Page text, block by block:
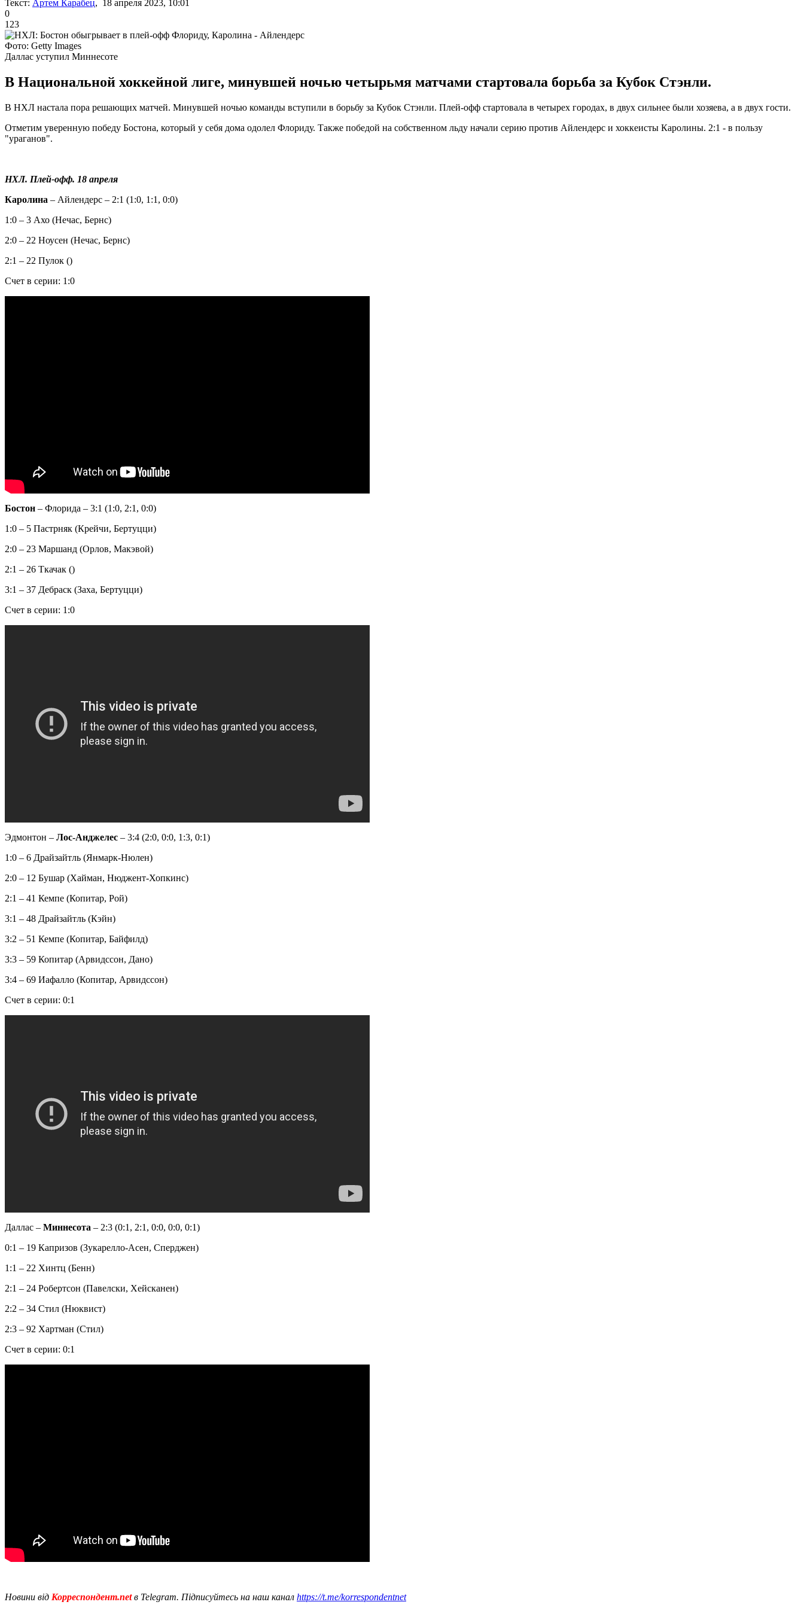
Текст: Артем Карабец, 18 апреля 2023, 10:01
0
123
Фото: Getty Images
Даллас уступил Миннесоте
В Национальной хоккейной лиге, минувшей ночью четырьмя матчами стартовала борьба за Кубок Стэнли.
В НХЛ настала пора решающих матчей. Минувшей ночью команды вступили в борьбу за Кубок Стэнли. Плей-офф стартовала в четырех городах, в двух сильнее были хозяева, а в двух гости.
Отметим уверенную победу Бостона, который у себя дома одолел Флориду. Также победой на собственном льду начали серию против Айлендерс и хоккеисты Каролины. 2:1 - в пользу
"ураганов".
НХЛ. Плей-офф. 18 апреля
Каролина – Айлендерс – 2:1 (1:0, 1:1, 0:0)
1:0 – 3 Ахо (Нечас, Бернс)
2:0 – 22 Ноусен (Нечас, Бернс)
2:1 – 22 Пулок ()
Счет в серии: 1:0
Бостон – Флорида – 3:1 (1:0, 2:1, 0:0)
1:0 – 5 Пастрняк (Крейчи, Бертуцци)
2:0 – 23 Маршанд (Орлов, Макэвой)
2:1 – 26 Ткачак ()
3:1 – 37 Дебраск (Заха, Бертуцци)
Счет в серии: 1:0
Эдмонтон – Лос-Анджелес – 3:4 (2:0, 0:0, 1:3, 0:1)
1:0 – 6 Драйзайтль (Янмарк-Нюлен)
2:0 – 12 Бушар (Хайман, Нюджент-Хопкинс)
2:1 – 41 Кемпе (Копитар, Рой)
3:1 – 48 Драйзайтль (Кэйн)
3:2 – 51 Кемпе (Копитар, Байфилд)
3:3 – 59 Копитар (Арвидссон, Дано)
3:4 – 69 Иафалло (Копитар, Арвидссон)
Счет в серии: 0:1
Даллас – Миннесота – 2:3 (0:1, 2:1, 0:0, 0:0, 0:1)
0:1 – 19 Капризов (Зукарелло-Асен, Сперджен)
1:1 – 22 Хинтц (Бенн)
2:1 – 24 Робертсон (Павелски, Хейсканен)
2:2 – 34 Стил (Нюквист)
2:3 – 92 Хартман (Стил)
Счет в серии: 0:1
Новини від Корреспондент.netв Telegram. Підписуйтесь на наш канал https://t.me/korrespondentnet